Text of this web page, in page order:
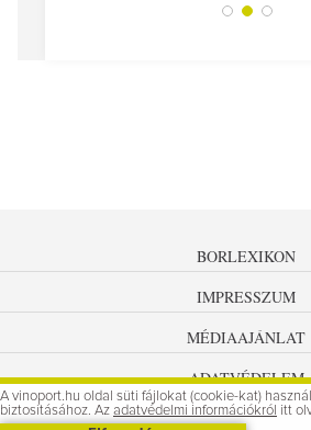
BORLEXIKON
IMPRESSZUM
MÉDIAAJÁNLAT
ADATVÉDELEM
A vinoport.hu oldal süti fájlokat (cookie-kat)
biztosításához. Az adatvédelmi információkról itt